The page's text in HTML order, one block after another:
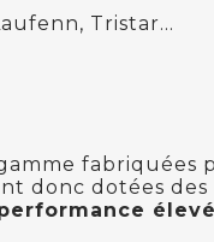
Tristar...
fabriquées
donc dotées des
élevé